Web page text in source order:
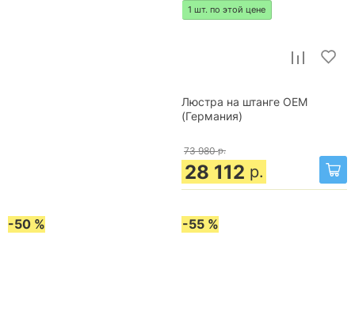
1 шт. по этой цене
Люстра на штанге OEM
(Германия)
73 980 р.
28 112 р.
-50 % -55 %